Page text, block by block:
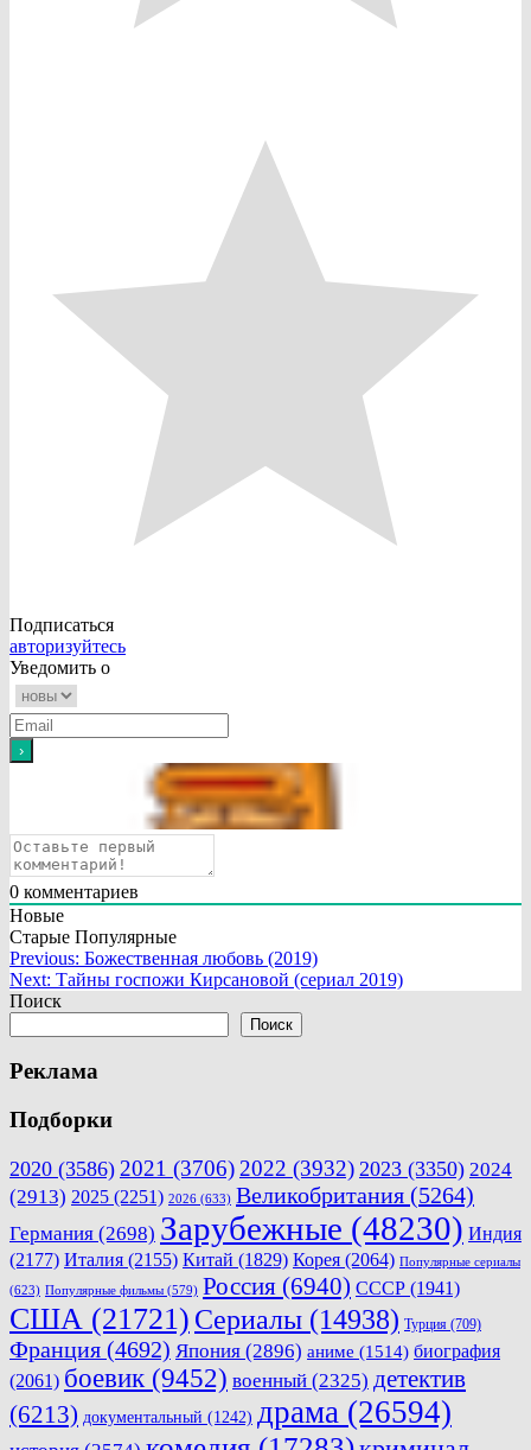
Подписаться
авторизуйтесь
Уведомить о
0 комментариев
Новые
Старые Популярные
Навигация
по
Previous: Божественная любовь (2019)
Next: Тайны госпожи Кирсановой (сериал 2019)
Поиск
Поиск
Реклама
Подборки
2020 (3586) 2021 (3706) 2022 (3932) 2023 (3350) 2024
(2913) 2025 (2251) 2026 (633) Великобритания (5264)
Германия (2698) Зарубежные (48230) Индия
(2177) Италия (2155) Китай (1829) Корея (2064) Популярные сериалы
(623) Популярные фильмы (579) Россия (6940) СССР (1941)
США (21721) Сериалы (14938) Турция (709)
Франция (4692) Япония (2896) аниме (1514) биография
(2061) боевик (9452) военный (2325) детектив
(6213) документальный (1242) драма (26594)